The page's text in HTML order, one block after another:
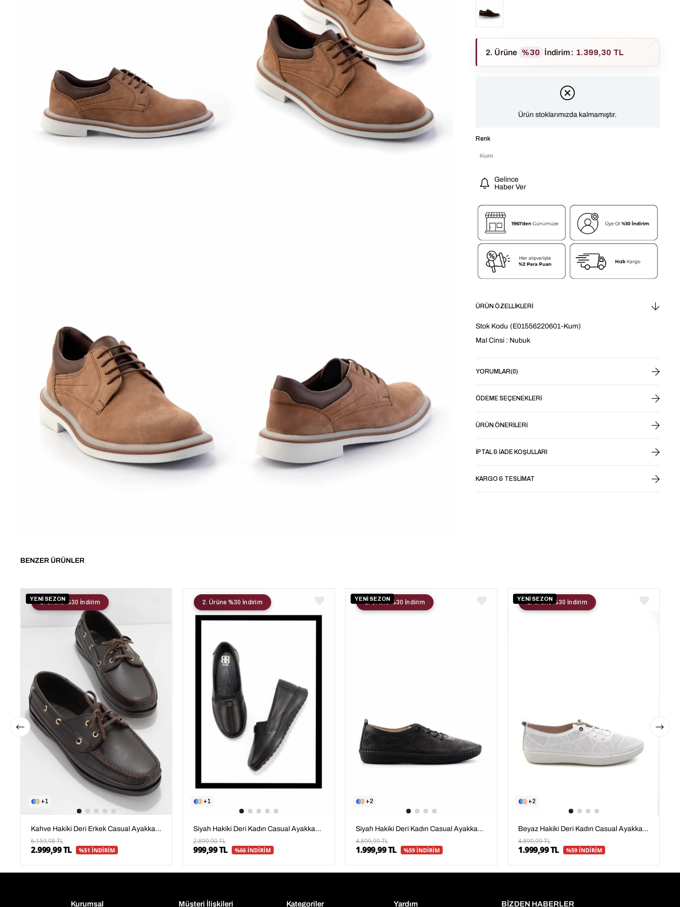
2. Ürüne %30 İndirim: 1.399,30 TL
Ürün stoklarımızda kalmamıştır.
Renk
Kum
Gelince
Haber Ver
ÜRÜN ÖZELLIKLERI
Stok Kodu (E01556220601-Kum)
Mal Cinsi : Nubuk
YORUMLAR(0)
ÖDEME SEÇENEKLERI
ÜRÜN ÖNERILERI
İPTAL & İADE KOŞULLARI
KARGO & TESLIMAT
BENZER ÜRÜNLER
YENİ SEZON
1
Kahve Hakiki Deri Erkek Casual Ayakkabı E01830110003
6.159,98 TL
2.999,99 TL %51 İNDİRİM
2. Ürüne %30 İndirim
1
Siyah Hakiki Deri Kadın Casual Ayakkabı K01331750003
2.899,90 TL
999,99 TL %66 İNDİRİM
2. Ürüne %30 İndirim YENİ SEZON
2
Siyah Hakiki Deri Kadın Casual Ayakkabı K01462025003
4.899,99 TL
1.999,99 TL %59 İNDİRİM
2. Ürüne %30 İndirim YENİ SEZON
2
Beyaz Hakiki Deri Kadın Casual Ayakkabı K01462025003
4.899,99 TL
1.999,99 TL %59 İNDİRİM
2. Ürüne %30 İndirim
Kurumsal Müşteri İlişkileri Kategoriler Yardım BİZDEN HABERLER